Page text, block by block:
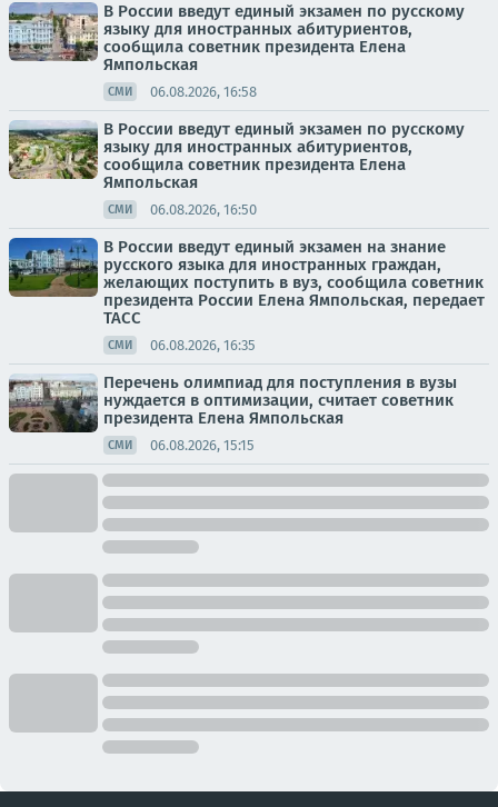
В России введут единый экзамен по русскому
языку для иностранных абитуриентов,
сообщила советник президента Елена
Ямпольская
СМИ 06.08.2026, 16:58
В России введут единый экзамен по русскому
языку для иностранных абитуриентов,
сообщила советник президента Елена
Ямпольская
СМИ 06.08.2026, 16:50
В России введут единый экзамен на знание
русского языка для иностранных граждан,
желающих поступить в вуз, сообщила советник
президента России Елена Ямпольская, передает
ТАСС
СМИ 06.08.2026, 16:35
Перечень олимпиад для поступления в вузы
нуждается в оптимизации, считает советник
президента Елена Ямпольская
СМИ 06.08.2026, 15:15